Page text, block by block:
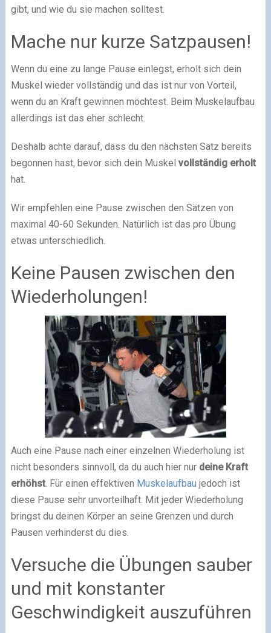
gibt, und wie du sie machen solltest.
Mache nur kurze Satzpausen!
Wenn du eine zu lange Pause einlegst, erholt sich dein
Muskel wieder vollständig und das ist nur von Vorteil,
wenn du an Kraft gewinnen möchtest. Beim Muskelaufbau
allerdings ist das eher schlecht.
Deshalb achte darauf, dass du den nächsten Satz bereits
begonnen hast, bevor sich dein Muskel vollständig erholt
hat.
Wir empfehlen eine Pause zwischen den Sätzen von
maximal 40-60 Sekunden. Natürlich ist das pro Übung
etwas unterschiedlich.
Keine Pausen zwischen den
Wiederholungen!
Auch eine Pause nach einer einzelnen Wiederholung ist
nicht besonders sinnvoll, da du auch hier nurdeine Kraft
erhöhst. Für einen effektiven Muskelaufbau jedoch ist
diese Pause sehr unvorteilhaft. Mit jeder Wiederholung
bringst du deinen Körper an seine Grenzen und durch
Pausen verhinderst du dies.
Versuche die Übungen sauber
und mit konstanter
Geschwindigkeit auszuführen